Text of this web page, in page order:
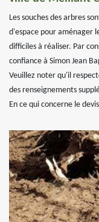
Les souches des arbres
d'espace pour aménager
difficiles à réaliser. Par
confiance à Simon Jean
Veuillez noter qu'il
des renseignements
En ce qui concerne le